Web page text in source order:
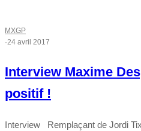
MXGP
·24 avril 2017
Interview Maxime
positif !
Interview Remplaçant de Jordi